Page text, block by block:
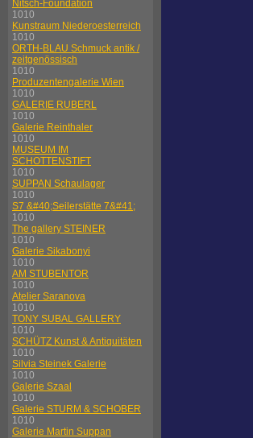
Nitsch-Foundation
1010
Kunstraum Niederoesterreich
1010
ORTH-BLAU Schmuck antik /
zeitgenössisch
1010
Produzentengalerie Wien
1010
GALERIE RUBERL
1010
Galerie Reinthaler
1010
MUSEUM IM
SCHOTTENSTIFT
1010
SUPPAN Schaulager
1010
S7 &#40;Seilerstätte 7&#41;
1010
The gallery STEINER
1010
Galerie Sikabonyi
1010
AM STUBENTOR
1010
Atelier Saranova
1010
TONY SUBAL GALLERY
1010
SCHÜTZ Kunst & Antiquitäten
1010
Silvia Steinek Galerie
1010
Galerie Szaal
1010
Galerie STURM & SCHOBER
1010
Galerie Martin Suppan